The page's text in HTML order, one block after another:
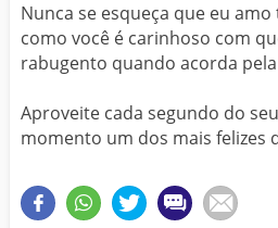
Nunca se esqueça que eu
como você é carinhoso com
rabugento quando acorda
Aproveite cada segundo do
momento um dos mais felizes